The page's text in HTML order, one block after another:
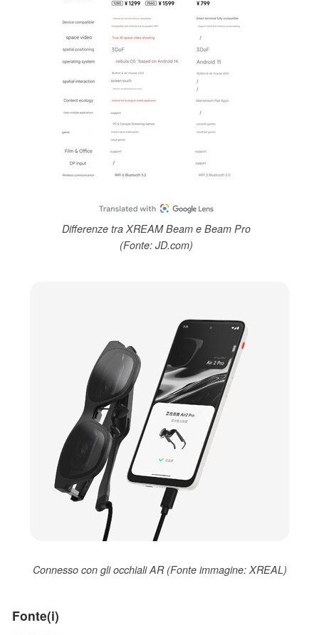
Differenze tra XREAM Beam e Beam Pro
(Fonte: JD.com)
Connesso con gli occhiali AR (Fonte immagine: XREAL)
Fonte(i)